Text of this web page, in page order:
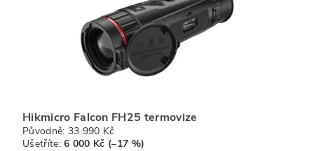
Hikmicro Falcon FH25 termovize
Původně: 33 990 Kč
Ušetříte:6 000 Kč (–17 %)